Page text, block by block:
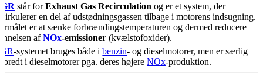
står forExhaust Gas Recirculation og er et system, der
en del af udstødningsgassen tilbage i motorens indsugning.
er at sænke forbrændingstemperaturen og dermed reducere
afNOx-emissioner (kvælstofoxider).
-systemet bruges både ibenzin- og dieselmotorer, men er særlig
i dieselmotorer pga. deres højereNOx-produktion.